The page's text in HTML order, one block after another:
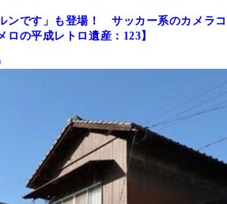
ンです」も登場！ サッカー系のカメラコ
ロの平成レトロ遺産：123】